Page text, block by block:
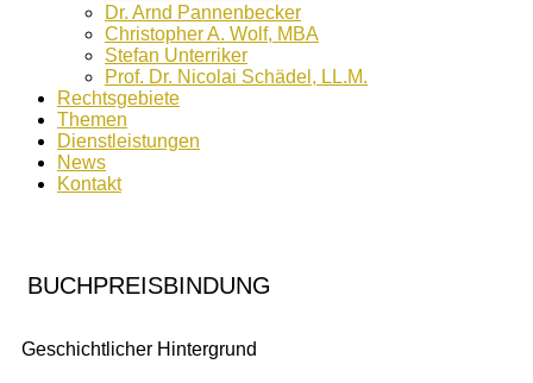
Dr. Arnd Pannenbecker
Christopher A. Wolf, MBA
Stefan Unterriker
Prof. Dr. Nicolai Schädel, LL.M.
Rechtsgebiete
Themen
Dienstleistungen
News
Kontakt
BUCHPREISBINDUNG
Geschichtlicher Hintergrund